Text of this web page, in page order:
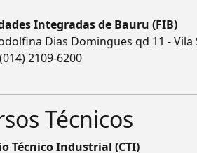
Integradas de Bauru (FIB)
Dias Domingues qd 11 - Vila
(014) 2109-6200
Técnicos
Técnico Industrial (CTI)